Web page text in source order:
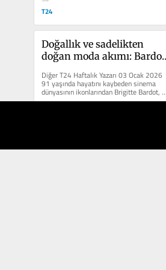
T24
Doğallık ve sadelikten
doğan moda akımı: Bardot
Diğer T24 Haftalık Yazarı 03 Ocak 2026
91 yaşında hayatını kaybeden sinema
dünyasının ikonlarından Brigitte Bardot,
aynı zamanda 1960...